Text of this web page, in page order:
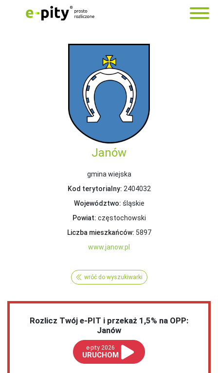
Janów
gmina wiejska
Kod terytorialny: 2404032
Województwo: śląskie
Powiat: częstochowski
Liczba mieszkańców: 5897
www.janow.pl
wróć do wyszukiwarki
Rozlicz Twój e-PIT i przekaż 1,5% na OPP:
Janów
e-pity 2026
URUCHOM